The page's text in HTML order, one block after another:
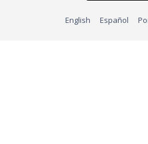
English Español